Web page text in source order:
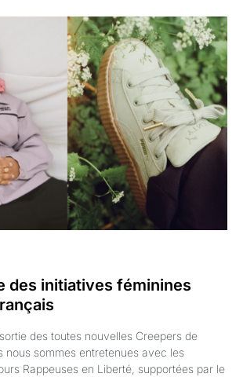
des initiatives féminines
des toutes nouvelles Creepers de
nous sommes entretenues avec les
Rappeuses en Liberté, supportées par le